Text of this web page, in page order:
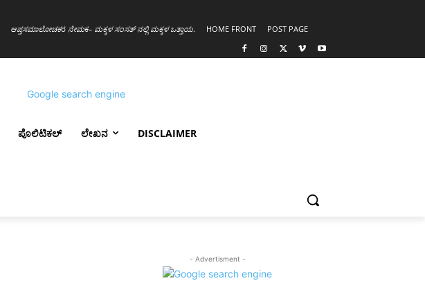
ಆಪ್ತಸಮಾಲೋಚಕರ ನೇಮಕ– ಮಕ್ಕಳ ಸಂಸತ್ ನಲ್ಲಿ ಮಕ್ಕಳ ಒತ್ತಾಯ. HOME FRONT POST PAGE
ಪೊಲಿಟಿಕಲ್ ಲೇಖನ DISCLAIMER
- Advertisment -